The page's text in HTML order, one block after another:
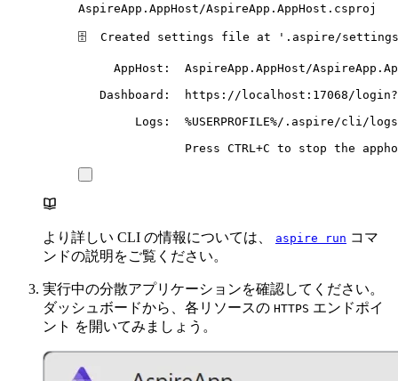
AspireApp.AppHost/AspireApp.AppHost.csproj
🗄 Created settings file at ' .aspire/
AppHost:
AspireApp.AppHost/
Dashboard:
https://localhost:17068/
Logs:
%USERPROFILE%/.aspire/cli/
Press CTRL+C to stop the
より詳しい CLI の情報については、 aspire run コマ
ンドの説明をご覧ください。
実行中の分散アプリケーションを確認してください。
ダッシュボードから、各リソースの HTTPS エンドポイ
ント を開いてみましょう。